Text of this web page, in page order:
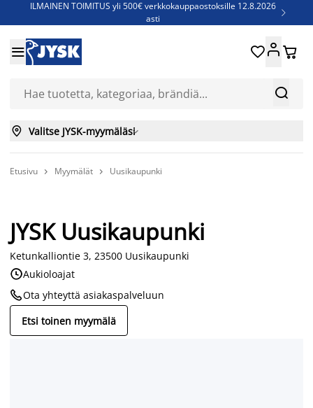
ILMAINEN TOIMITUS yli 500€ verkkokauppaostoksille 12.8.2026
asti

Jenkkisänkyjä - Säästä jopa 60%


 
 Valitse JYSK-myymäläsi
Etusivu  Myymälät  Uusikaupunki
JYSK Uusikaupunki
Ketunkalliontie 3, 23500 Uusikaupunki
Aukioloajat
Ota yhteyttä asiakaspalveluun
Etsi toinen myymälä